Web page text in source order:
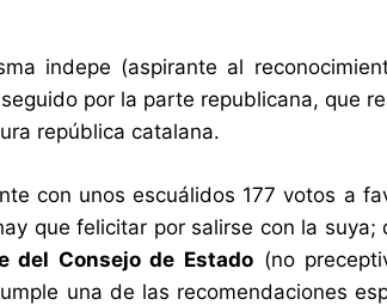
indepe (aspirante al
por la parte republicana, que
república catalana.
con unos escuálidos 177 votos a
que felicitar por salirse con la suya;
del Consejo de Estado(no
una de las recomendaciones